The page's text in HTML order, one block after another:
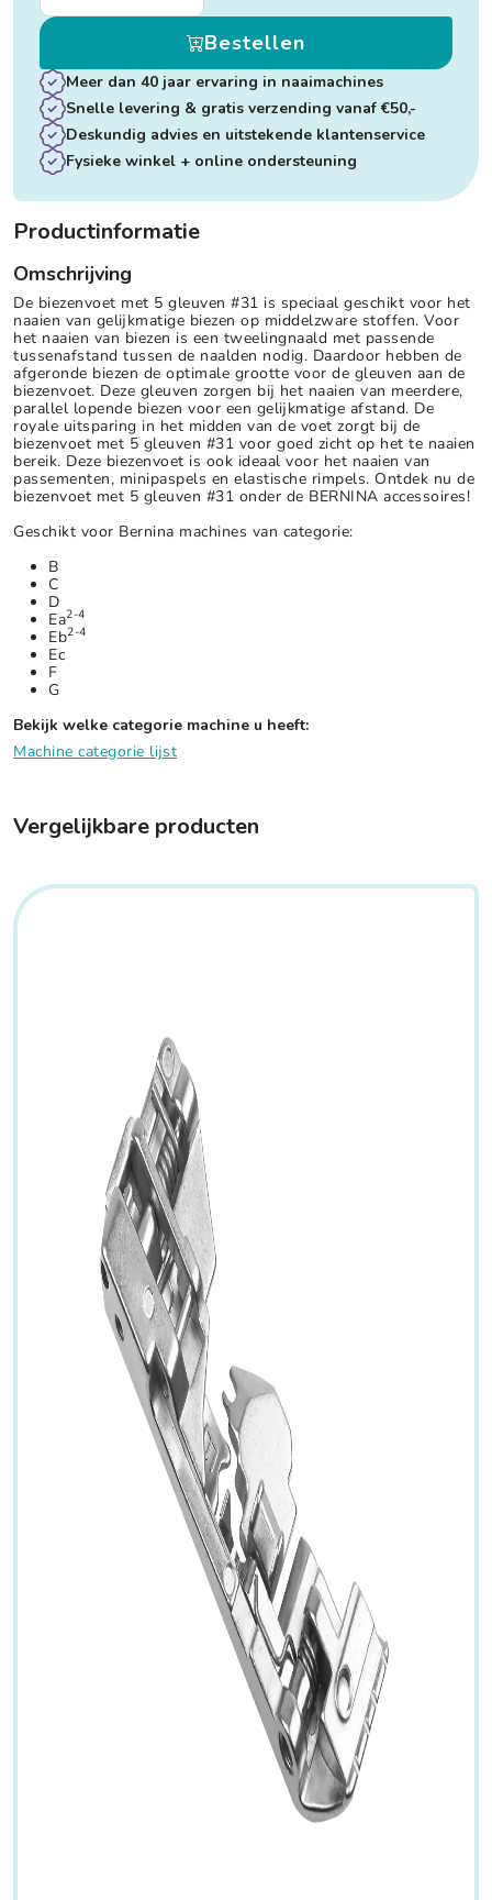
Bestellen
Meer dan 40 jaar ervaring in naaimachines
Snelle levering & gratis verzending vanaf €50,-
Deskundig advies en uitstekende klantenservice
Fysieke winkel + online ondersteuning
Productinformatie
Omschrijving
De biezenvoet met 5 gleuven #31 is speciaal geschikt voor het
naaien van gelijkmatige biezen op middelzware stoffen. Voor
het naaien van biezen is een tweelingnaald met passende
tussenafstand tussen de naalden nodig. Daardoor hebben de
afgeronde biezen de optimale grootte voor de gleuven aan de
biezenvoet. Deze gleuven zorgen bij het naaien van meerdere,
parallel lopende biezen voor een gelijkmatige afstand. De
royale uitsparing in het midden van de voet zorgt bij de
biezenvoet met 5 gleuven #31 voor goed zicht op het te naaien
bereik. Deze biezenvoet is ook ideaal voor het naaien van
passementen, minipaspels en elastische rimpels. Ontdek nu de
biezenvoet met 5 gleuven #31 onder de BERNINA accessoires!
Geschikt voor Bernina machines van categorie:
B
C
D
Ea2-4
Eb2-4
Ec
F
G
Bekijk welke categorie machine u heeft:
Machine categorie lijst
Vergelijkbare producten